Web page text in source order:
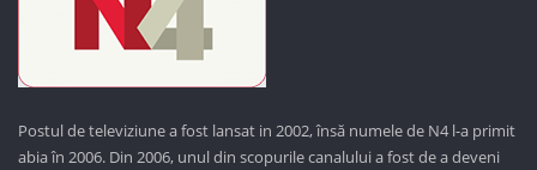
Postul de televiziune a fost lansat in 2002, însă numele de N4 l-a primit
abia în 2006. Din 2006, unul din scopurile canalului a fost de a deveni